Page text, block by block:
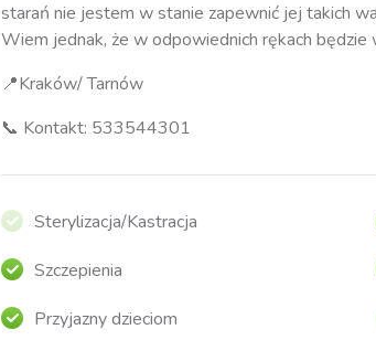
starań nie jestem w stanie zapewnić jej takich
Wiem jednak, że w odpowiednich rękach
📍Kraków/ Tarnów
📞 Kontakt: 533544301
Sterylizacja/Kastracja
Szczepienia
Przyjazny dzieciom